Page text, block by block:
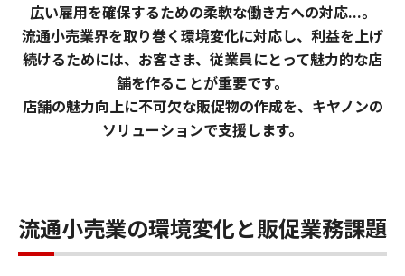
広い雇用を確保するための柔軟な働き方への対応...。
流通小売業界を取り巻く環境変化に対応し、利益を上げ
続けるためには、お客さま、従業員にとって魅力的な店
舗を作ることが重要です。
店舗の魅力向上に不可欠な販促物の作成を、キヤノンの
ソリューションで支援します。
流通小売業の環境変化と販促業務課題